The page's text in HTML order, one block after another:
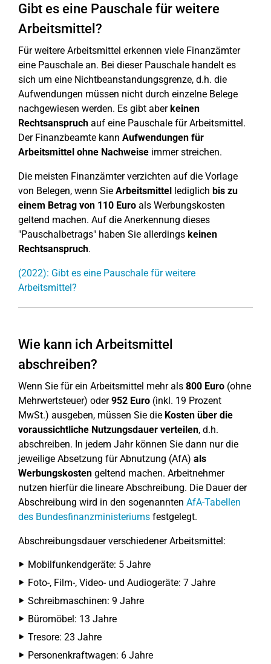
Gibt es eine Pauschale für weitere
Arbeitsmittel?
Für weitere Arbeitsmittel erkennen viele Finanzämter
eine Pauschale an. Bei dieser Pauschale handelt es
sich um eine Nichtbeanstandungsgrenze, d.h. die
Aufwendungen müssen nicht durch einzelne Belege
nachgewiesen werden. Es gibt aberkeinen
Rechtsanspruch auf eine Pauschale für Arbeitsmittel.
Der Finanzbeamte kann Aufwendungen für
Arbeitsmittel ohne Nachweise immer streichen.
Die meisten Finanzämter verzichten auf die Vorlage
von Belegen, wenn Sie Arbeitsmittel lediglich bis zu
einem Betrag von 110 Euro als Werbungskosten
geltend machen. Auf die Anerkennung dieses
"Pauschalbetrags" haben Sie allerdings keinen
Rechtsanspruch.
(2022): Gibt es eine Pauschale für weitere
Arbeitsmittel?
Wie kann ich Arbeitsmittel
abschreiben?
Wenn Sie für ein Arbeitsmittel mehr als 800 Euro (ohne
Mehrwertsteuer) oder952 Euro (inkl. 19 Prozent
MwSt.) ausgeben, müssen Sie die Kosten über die
voraussichtliche Nutzungsdauer verteilen, d.h.
abschreiben. In jedem Jahr können Sie dann nur die
jeweilige Absetzung für Abnutzung (AfA) als
Werbungskosten geltend machen. Arbeitnehmer
nutzen hierfür die lineare Abschreibung. Die Dauer der
Abschreibung wird in den sogenannten AfA-Tabellen
des Bundesfinanzministeriums festgelegt.
Abschreibungsdauer verschiedener Arbeitsmittel:
Mobilfunkendgeräte: 5 Jahre
Foto-, Film-, Video- und Audiogeräte: 7 Jahre
Schreibmaschinen: 9 Jahre
Büromöbel: 13 Jahre
Tresore: 23 Jahre
Personenkraftwagen: 6 Jahre